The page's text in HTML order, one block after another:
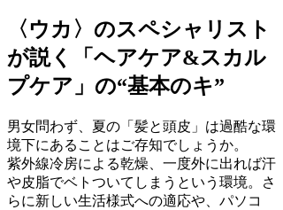
〈ウカ〉のスペシャリスト
が説く「ヘアケア&スカル
プケア」の“基本のキ”
男女問わず、夏の「髪と頭皮」は過酷な環
境下にあることはご存知でしょうか。
紫外線冷房による乾燥、一度外に出れば汗
や皮脂でベトついてしまうという環境。さ
らに新しい生活様式への適応や、パソコ